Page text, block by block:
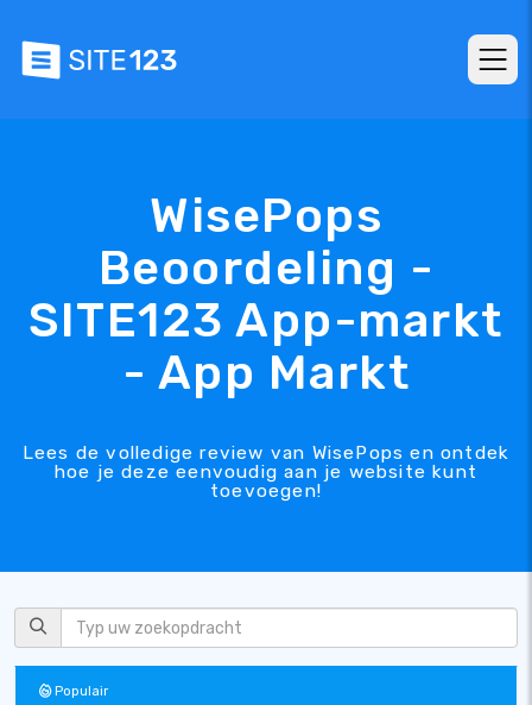
WisePops
Beoordeling -
SITE123 App-markt
- App Markt
Lees de volledige review van WisePops en ontdek
hoe je deze eenvoudig aan je website kunt
toevoegen!
Populair